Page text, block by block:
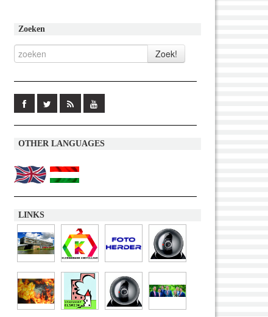
Zoeken
OTHER LANGUAGES
LINKS